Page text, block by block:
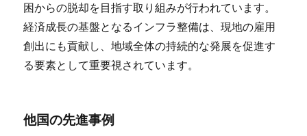
困からの脱却を目指す取り組みが行われています。
経済成長の基盤となるインフラ整備は、現地の雇用
創出にも貢献し、地域全体の持続的な発展を促進す
る要素として重要視されています。
他国の先進事例